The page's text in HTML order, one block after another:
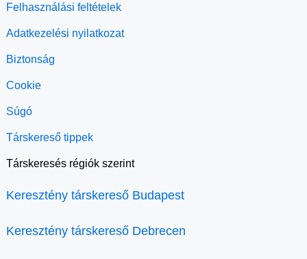
Felhasználási feltételek
Adatkezelési nyilatkozat
Biztonság
Cookie
Súgó
Társkereső tippek
Társkeresés régiók szerint
Keresztény társkereső Budapest
Keresztény társkereső Debrecen